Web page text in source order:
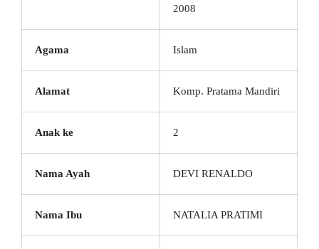
2008
Agama Islam
Alamat Komp. Pratama Mandiri
Anak ke 2
Nama Ayah DEVI RENALDO
Nama Ibu NATALIA PRATIMI